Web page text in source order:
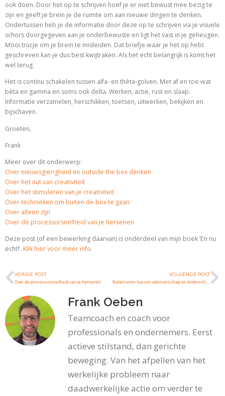
ook doen. Door het op te schrijven hoef je er niet bewust mee bezig te
zijn en geeft je brein je de ruimte om aan nieuwe dingen te denken.
Ondertussen heb je de informatie door deze op te schrijven via je visuele
schors doorgegeven aan je onderbewuste en ligt het vast in je geheugen.
Mooi trucje om je brein te misleiden. Dat briefje waar je het op hebt
geschreven kan je dus best kwijtraken. Als het echt belangrijk is komt het
wel terug.
Het is continu schakelen tussen alfa- en thèta-golven. Met af en toe wat
bèta en gamma en soms ook delta. Werken, actie, rust en slaap.
Informatie verzamelen, herschikken, toetsen, uitwerken, bekijken en
bijschaven.
Groeten,
Frank
Meer over dit onderwerp:
Over nieuwsgierigheid en outside the box denken
Over het nut van creativiteit
Over het stimuleren van je creativiteit
Over technieken om buiten de box te gaan
Over alleen zijn
Over de processorsnelheid van je hersenen
Deze post (of een bewerking daarvan) is onderdeel van mijn boek ‘En nu
echt!’. Klik hier voor meer info.
VORIGE POST
Over de processorsnelheid van je hersenen
VOLGENDE POST
Balanceren tussen vakmanschap en leiderschap
Frank Oeben
Teamcoach en coach voor
professionals en ondernemers. Eerst
actieve stilstand, dan gerichte
beweging. Van het afpellen van het
werkelijke probleem naar
daadwerkelijke actie om verder te